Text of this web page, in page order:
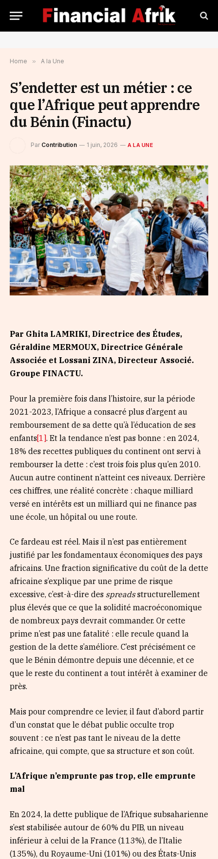
Home » A la Une
S’endetter est un métier : ce
que l’Afrique peut apprendre
du Bénin (Finactu)
Par Contribution 1 juin, 2026 A LA UNE
Par Ghita LAMRIKI, Directrice des Études,
Géraldine MERMOUX, Directrice Générale
Associée et Lossani ZINA, Directeur Associé.
Groupe FINACTU.
Pour la première fois dans l’histoire, sur la période
2021-2023, l’Afrique a consacré plus d’argent au
remboursement de sa dette qu’à l’éducation de ses
enfants[1]. Et la tendance n’est pas bonne : en 2024,
18% des recettes publiques du continent ont servi à
rembourser la dette : c’est trois fois plus qu’en 2010.
Aucun autre continent n’atteint ces niveaux. Derrière
ces chiffres, une réalité concrète : chaque milliard
versé en intérêts est un milliard qui ne finance pas
une école, un hôpital ou une route.
Ce fardeau est réel. Mais il n’est pas entièrement
justifié par les fondamentaux économiques des pays
africains. Une fraction significative du coût de la dette
africaine s’explique par une prime de risque
excessive, c’est-à-dire des spreadsstructurellement
plus élevés que ce que la solidité macroéconomique
de nombreux pays devrait commander. Or cette
prime n’est pas une fatalité : elle recule quand la
gestion de la dette s’améliore. C’est précisément ce
que le Bénin démontre depuis une décennie, et ce
que le reste du continent a tout intérêt à examiner de
près.
Mais pour comprendre ce levier, il faut d’abord partir
d’un constat que le débat public occulte trop
souvent : ce n’est pas tant le niveau de la dette
africaine, qui compte, que sa structure et son coût.
L’Afrique n’emprunte pas trop, elle emprunte
mal
En 2024, la dette publique de l’Afrique subsaharienne
s’est stabilisée autour de 60% du PIB, un niveau
inférieur à celui de la France (113%), de l’Italie
(135%), du Royaume-Uni (101%) ou des États-Unis